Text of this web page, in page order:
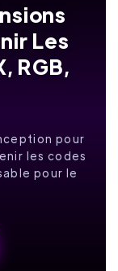
Les
RGB,
pour
les codes
pour le